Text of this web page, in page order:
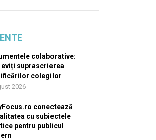
colaborative:
eviți suprascrierea
colegilor
2026
conectează
cu subiectele
pentru publicul